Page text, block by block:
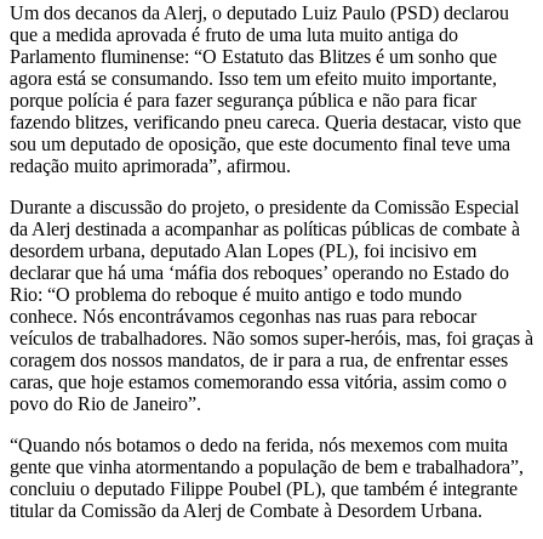
Um dos decanos da Alerj, o deputado Luiz Paulo (PSD) declarou
que a medida aprovada é fruto de uma luta muito antiga do
Parlamento fluminense: “O Estatuto das Blitzes é um sonho que
agora está se consumando. Isso tem um efeito muito importante,
porque polícia é para fazer segurança pública e não para ficar
fazendo blitzes, verificando pneu careca. Queria destacar, visto que
sou um deputado de oposição, que este documento final teve uma
redação muito aprimorada”, afirmou.
Durante a discussão do projeto, o presidente da Comissão Especial
da Alerj destinada a acompanhar as políticas públicas de combate à
desordem urbana, deputado Alan Lopes (PL), foi incisivo em
declarar que há uma ‘máfia dos reboques’ operando no Estado do
Rio: “O problema do reboque é muito antigo e todo mundo
conhece. Nós encontrávamos cegonhas nas ruas para rebocar
veículos de trabalhadores. Não somos super-heróis, mas, foi graças à
coragem dos nossos mandatos, de ir para a rua, de enfrentar esses
caras, que hoje estamos comemorando essa vitória, assim como o
povo do Rio de Janeiro”.
“Quando nós botamos o dedo na ferida, nós mexemos com muita
gente que vinha atormentando a população de bem e trabalhadora”,
concluiu o deputado Filippe Poubel (PL), que também é integrante
titular da Comissão da Alerj de Combate à Desordem Urbana.